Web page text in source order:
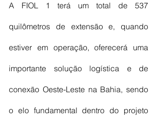
A FIOL 1 terá um total de 537
quilômetros de extensão e, quando
estiver em operação, oferecerá uma
importante solução logística e de
conexão Oeste-Leste na Bahia, sendo
o elo fundamental dentro do projeto